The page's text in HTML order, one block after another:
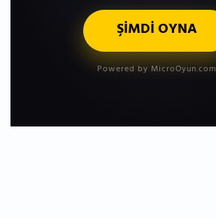
ŞİMDİ OYNA
Powered by MicroOyun.com